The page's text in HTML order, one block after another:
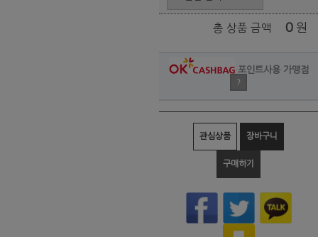
총 상품 금액 0 원
포인트사용 가맹점
?
관심상품 장바구니
구매하기